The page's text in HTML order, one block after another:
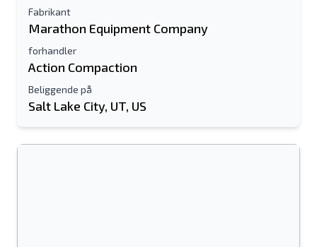
Fabrikant
Marathon Equipment Company
forhandler
Action Compaction
Beliggende på
Salt Lake City, UT, US